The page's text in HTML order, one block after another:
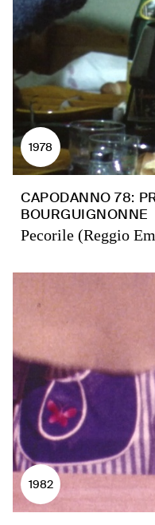
1978
CAPODANNO 78:
BOURGUIGNONNE
Pecorile (Reggio
1982